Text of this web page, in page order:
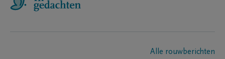
Alle rouwberichten